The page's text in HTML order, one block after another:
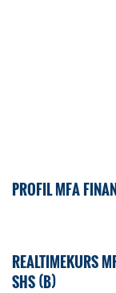
PROFIL MFA
REALTIMEKURS
SHS (B)